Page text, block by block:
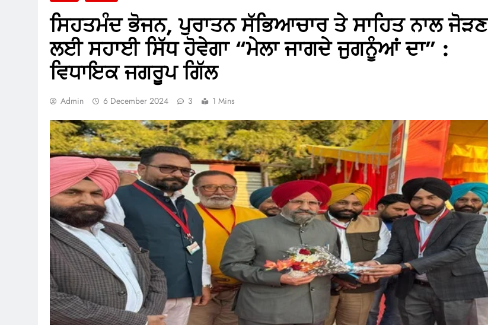
ਸਿਹਤਮੰਦ ਭੋਜਨ, ਪੁਰਾਤਨ ਸੱਭਿਆਚਾਰ ਤੇ ਸਾਹਿਤ ਨਾਲ ਜੋੜਣ
ਲਈ ਸਹਾਈ ਸਿੱਧ ਹੋਵੇਗਾ “ਮੇਲਾ ਜਾਗਦੇ ਜੁਗਨੂੰਆਂ ਦਾ” :
ਵਿਧਾਇਕ ਜਗਰੂਪ ਗਿੱਲ
Admin 6 December 2024 3 1 Mins